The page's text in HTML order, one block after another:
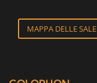
MAPPA DELLE SALE